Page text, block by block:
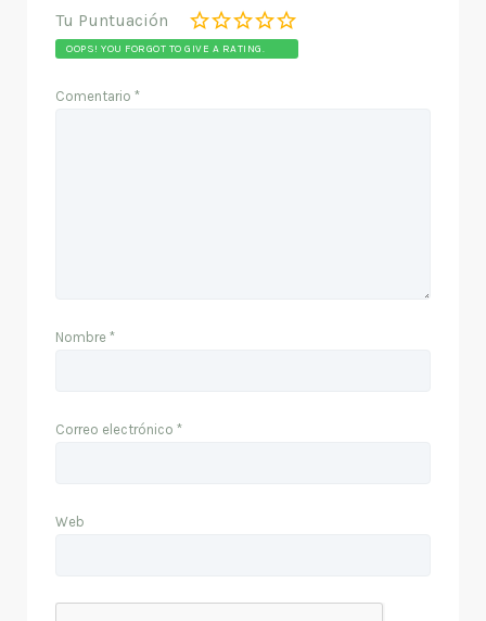
Tu Puntuación
OOPS! YOU FORGOT TO GIVE A RATING.
Comentario *
Nombre *
Correo electrónico *
Web